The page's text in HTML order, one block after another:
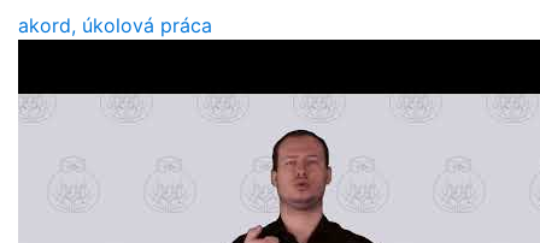
akord, úkolová práca